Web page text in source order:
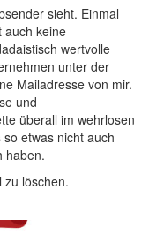
sieht. Einmal
auch keine
wertvolle
unter der
Mailadresse von mir.
und
überall im wehrlosen
etwas nicht auch
haben.
zu löschen.